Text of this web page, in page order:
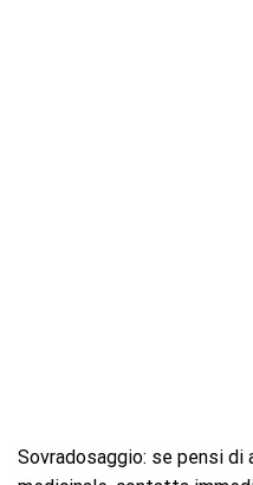
Sovradosaggio: se pensi